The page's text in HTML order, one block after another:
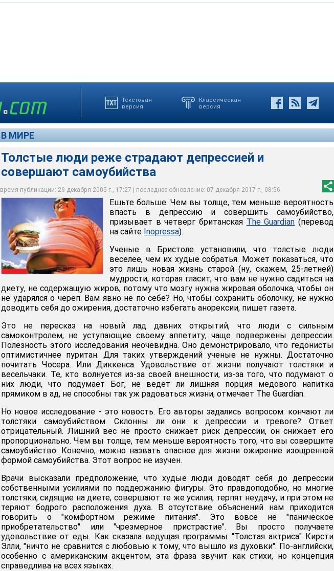
Текстовая
версия
Классическая
версия
В МИРЕ
Толстые люди реже страдают депрессией и
совершают самоубийства
время публикации: 29 декабря 2005 г., 17:27 | последнее обновление: 07 декабря 2017 г., 08:56
Толстые люди реже страдают депрессией и совершают самоубийства
goveg.com
Ешьте больше. Чем вы толще, тем меньше вероятность
впасть в депрессию и совершить самоубийство,
призывает в четверг британская The Guardian (перевод
на сайте Inopressa).
Ученые в Бристоле установили, что толстые люди
веселее, чем их худые собратья. Может показаться, что
это лишь новая жизнь старой (ну, скажем, 25-летней)
мудрости, которая гласит, что вам не нужно садиться на
диету, не содержащую жиров, потому что мозгу нужна жировая оболочка, чтобы он
не ударялся о череп. Вам явно не по себе? Но, чтобы сохранить оболочку, не нужно
доводить себя до ожирения, достаточно избегать анорексии, пишет газета.
Это не пересказ на новый лад давних открытий, что люди с сильным
самоконтролем, не уступающие своему аппетиту, чаще подвержены депрессии.
Полезность этого исследования неочевидна. Оно демонстрировало, что гедонисты
оптимистичнее пуритан. Для таких утверждений ученые не нужны. Достаточно
почитать Чосера. Или Диккенса. Удовольствие от жизни получают толстяки и
весельчаки. Те, кто волнуется из-за своей внешности, из-за того, что подумают о
них люди, что подумает Бог, не ведет ли лишняя порция медового напитка
прямиком в ад, не способны так уж радоваться жизни, отмечает The Guardian.
Но новое исследование - это новость. Его авторы задались вопросом: кончают ли
толстяки самоубийством. Склонны ли они к депрессии и тревоге? Ответ
отрицательный. Лишний вес не просто снижает риск депрессии, он снижает его
пропорционально. Чем вы толще, тем меньше вероятность того, что вы совершите
самоубийство. Конечно, можно назвать опасное для жизни ожирение изощренной
формой самоубийства. Этот вопрос не изучен.
Врачи высказали предположение, что худые люди доводят себя до депрессии
собственными усилиями по поддержанию фигуры. Это правдоподобно, но многие
толстяки, сидящие на диете, совершают те же усилия, терпят неудачу, и при этом не
теряют бодрого расположения духа. В отсутствие объяснений нам приходится
говорить о "комфортном режиме питания". Это вовсе не "паническое
приобретательство" или "чрезмерное пристрастие". Вы просто получаете
удовольствие от еды. Как сказала ведущая программы "Толстая актриса" Кирсти
Элли, "ничто не сравнится с любовью к тому, что вышло из духовки". По-английски,
особенно с американским акцентом, эта фраза звучит как стихи, но концепция
справедлива на всех языках.